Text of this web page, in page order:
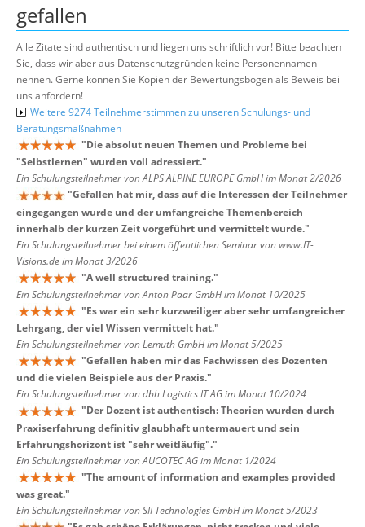
gefallen
Alle Zitate sind authentisch und liegen uns schriftlich vor! Bitte beachten
Sie, dass wir aber aus Datenschutzgründen keine Personennamen
nennen. Gerne können Sie Kopien der Bewertungsbögen als Beweis bei
uns anfordern!
Weitere 9274 Teilnehmerstimmen zu unseren Schulungs- und
Beratungsmaßnahmen
"Die absolut neuen Themen und Probleme bei
"Selbstlernen" wurden voll adressiert."
Ein Schulungsteilnehmer von ALPS ALPINE EUROPE GmbH im Monat 2/2026
"Gefallen hat mir, dass auf die Interessen der Teilnehmer
eingegangen wurde und der umfangreiche Themenbereich
innerhalb der kurzen Zeit vorgeführt und vermittelt wurde."
Ein Schulungsteilnehmer bei einem öffentlichen Seminar von www.IT-
Visions.de im Monat 3/2026
"A well structured training."
Ein Schulungsteilnehmer von Anton Paar GmbH im Monat 10/2025
"Es war ein sehr kurzweiliger aber sehr umfangreicher
Lehrgang, der viel Wissen vermittelt hat."
Ein Schulungsteilnehmer von Lemuth GmbH im Monat 5/2025
"Gefallen haben mir das Fachwissen des Dozenten
und die vielen Beispiele aus der Praxis."
Ein Schulungsteilnehmer von dbh Logistics IT AG im Monat 10/2024
"Der Dozent ist authentisch: Theorien wurden durch
Praxiserfahrung definitiv glaubhaft untermauert und sein
Erfahrungshorizont ist "sehr weitläufig"."
Ein Schulungsteilnehmer von AUCOTEC AG im Monat 1/2024
"The amount of information and examples provided
was great."
Ein Schulungsteilnehmer von SII Technologies GmbH im Monat 5/2023